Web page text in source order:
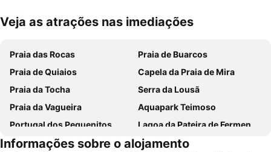
Ampliar mapa
Veja as atrações nas imediações
Praia das Rocas
Praia de Buarcos
Praia de Quiaios
Capela da Praia de Mira
Praia da Tocha
Serra da Lousã
Praia da Vagueira
Aquapark Teimoso
Portugal dos Pequenitos
Lagoa da Pateira de Fermentelos
Praia do Areão
Barragem da Aguieira
Informações sobre o alojamento